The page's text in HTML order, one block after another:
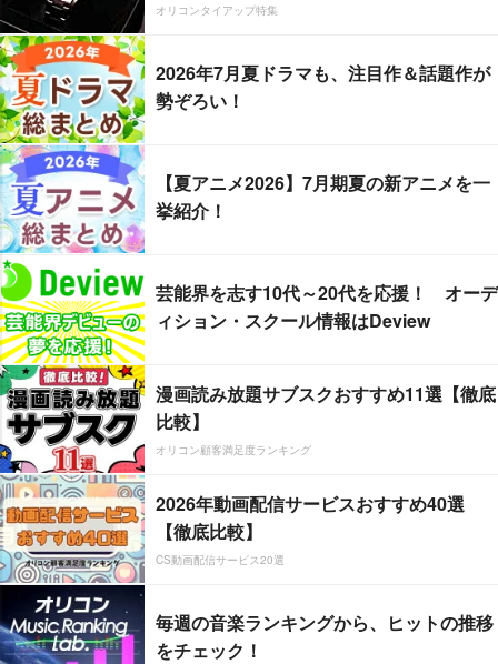
オリコンタイアップ特集
2026年7月夏ドラマも、注目作＆話題作が
勢ぞろい！
【夏アニメ2026】7月期夏の新アニメを一
挙紹介！
芸能界を志す10代～20代を応援！ オーデ
ィション・スクール情報はDeview
漫画読み放題サブスクおすすめ11選【徹底
比較】
オリコン顧客満足度ランキング
2026年動画配信サービスおすすめ40選
【徹底比較】
CS動画配信サービス20選
毎週の音楽ランキングから、ヒットの推移
をチェック！